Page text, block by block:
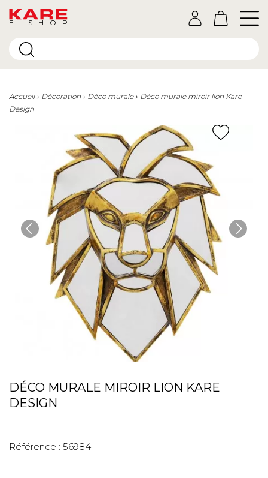
E-SHOP
Accueil Décoration Déco murale
Déco murale miroir lion Kare
Design
DÉCO MURALE MIROIR LION KARE
DESIGN
Référence : 56984